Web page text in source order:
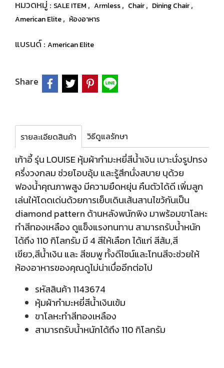
หมวดหมู่ : SALE ITEM , Armless, Chair, Dining Chair,
American Elite, ห้องอาหาร
แบรนด์ : American Elite
Share
รายละเอียดสินค้า วิธีดูแลรักษา
เก้าอี้ รุ่น LOUISE หุ้มผ้ากำมะหยี่สีน้ำเงิน เบาะนั่งรูปทรง
ครึ่งวงกลม ช่วยโอบอุ้ม และรู้สึกนั่งสบาย บุด้วย
ฟองน้ำคุณภาพสูง มีความยืดหยุ่น คืนตัวได้ดี เพิ่มลูก
เล่นให้โดดเด่นด้วยการเย็บเดินเส้นสานไขว้กันเป็น
diamond pattern ด้านหลังพนักพิง มาพร้อมขาโลหะ
ทำสีทองเหลือง ดูแข็งแรงทนทาน สามารถรับน้ำหนัก
ได้ถึง 110 กิโลกรัม มี 4 สีให้เลือก ได้แก่ สีส้ม,สี
เขียว,สีน้ำเงิน และ สีชมพู ทั้งดีไซน์และโทนสีจะช่วยให้
ห้องอาหารของคุณดูไม่น่าเบื่ออีกต่อไป
รหัสสินค้า 1143674
หุ้มผ้ากำมะหยี่สีน้ำเงินเข้ม
ขาโลหะทำสีทองเหลือง
สามารถรับน้ำหนักได้ถึง 110 กิโลกรัม